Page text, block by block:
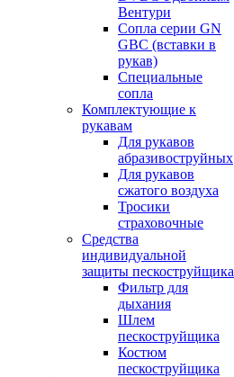
Вентури
Сопла серии GN
GBC (вставки в
рукав)
Специальные
сопла
Комплектующие к
рукавам
Для рукавов
абразивоструйных
Для рукавов
сжатого воздуха
Тросики
страховочные
Средства
индивидуальной
защиты пескоструйщика
Фильтр для
дыхания
Шлем
пескоструйщика
Костюм
пескоструйщика